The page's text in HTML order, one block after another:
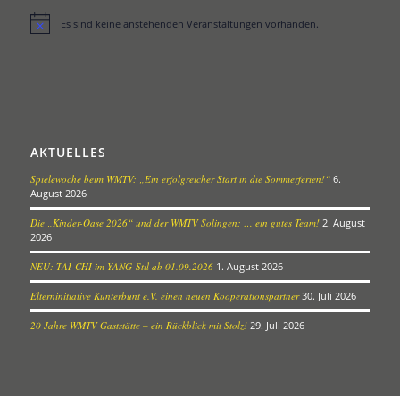
HinweisEs sind keine anstehenden Veranstaltungen vorhanden.
AKTUELLES
Spielewoche beim WMTV: „Ein erfolgreicher Start in die Sommerferien!“ 6.
August 2026
Die „Kinder-Oase 2026“ und der WMTV Solingen: … ein gutes Team! 2. August
2026
NEU: TAI-CHI im YANG-Stil ab 01.09.2026 1. August 2026
Elterninitiative Kunterbunt e.V. einen neuen Kooperationspartner 30. Juli 2026
20 Jahre WMTV Gaststätte – ein Rückblick mit Stolz! 29. Juli 2026